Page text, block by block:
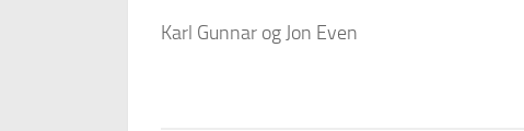
Karl Gunnar og Jon Even